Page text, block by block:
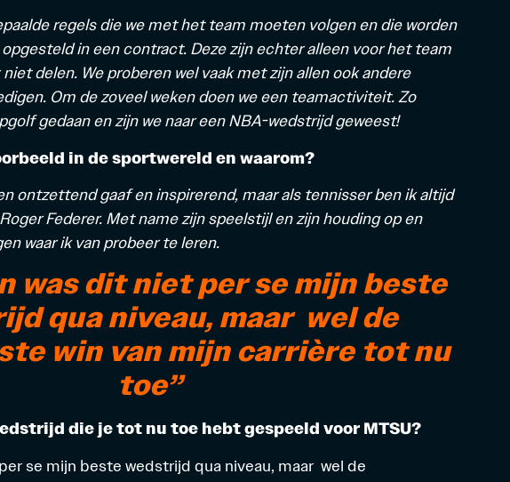
regels die we met het team moeten volgen en die worden
in een contract. Deze zijn echter alleen voor het team
delen. We proberen wel vaak met zijn allen ook andere
Om de zoveel weken doen we een teamactiviteit. Zo
gedaan en zijn we naar een NBA-wedstrijd geweest!
in de sportwereld en waarom?
ontzettend gaaf en inspirerend, maar als tennisser ben ik altijd
Federer. Met name zijn speelstijl en zijn houding op en
waar ik van probeer te leren.
was dit niet per se mijn beste
qua niveau, maar wel de
win van mijn carrière tot nu
toe”
die je tot nu toe hebt gespeeld voor MTSU?
se mijn beste wedstrijd qua niveau, maar wel de